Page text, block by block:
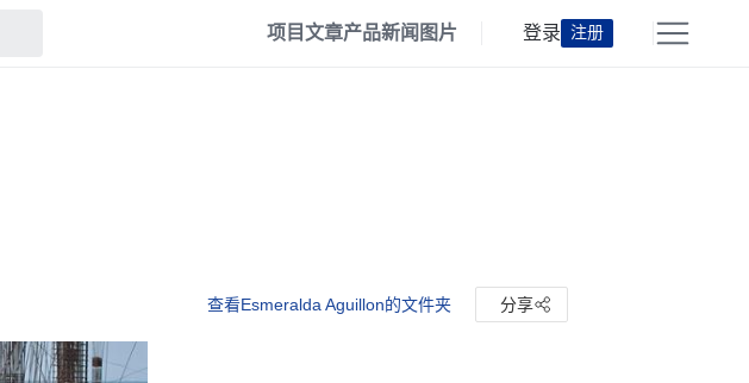
项目文章产品新闻 图片 登录 注册
查看Esmeralda Aguillon的文件夹 分享